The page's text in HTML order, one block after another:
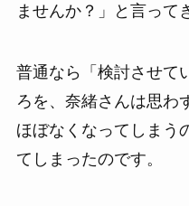
ませんか？」と言って
普通なら「検討させて
ろを、奈緒さんは思わ
ほぼなくなってしまう
てしまったのです。